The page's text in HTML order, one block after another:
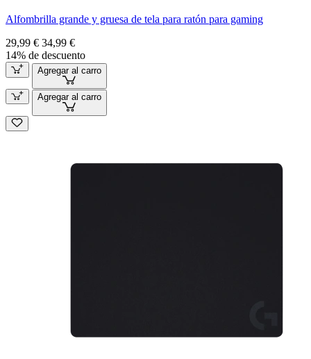
Alfombrilla grande y gruesa de tela para ratón para gaming
29,99 € 34,99 €
14% de descuento
Agregar al carro
Agregar al carro